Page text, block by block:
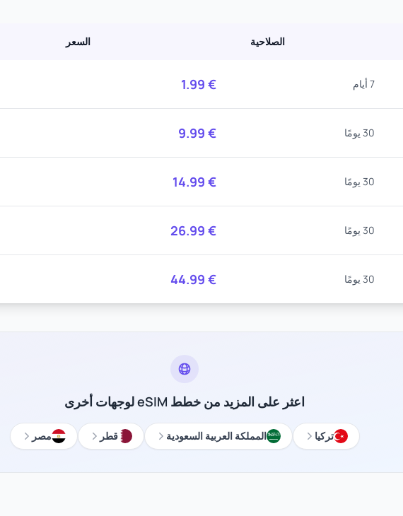
الصلاحية السعر
7 أيام 1.99 €
30 يومًا 9.99 €
30 يومًا 14.99 €
30 يومًا 26.99 €
30 يومًا 44.99 €
اعثر على المزيد من خطط eSIM لوجهات أخرى
تركيا المملكة العربية السعودية قطر مصر